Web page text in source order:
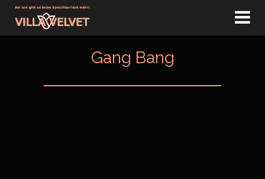
Gang Bang